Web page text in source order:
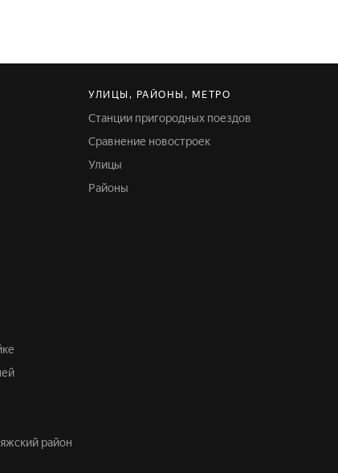
УЛИЦЫ, РАЙОНЫ, МЕТРО
Станции пригородных поездов
Сравнение новостроек
Улицы
Районы
район